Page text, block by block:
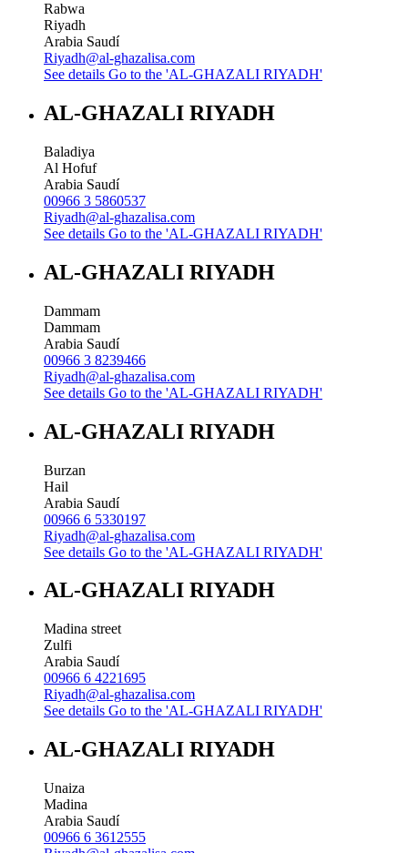
Rabwa
Riyadh
Arabia Saudí
Riyadh@al-ghazalisa.com
See details Go to the 'AL-GHAZALI RIYADH'
AL-GHAZALI RIYADH
Baladiya
Al Hofuf
Arabia Saudí
00966 3 5860537
Riyadh@al-ghazalisa.com
See details Go to the 'AL-GHAZALI RIYADH'
AL-GHAZALI RIYADH
Dammam
Dammam
Arabia Saudí
00966 3 8239466
Riyadh@al-ghazalisa.com
See details Go to the 'AL-GHAZALI RIYADH'
AL-GHAZALI RIYADH
Burzan
Hail
Arabia Saudí
00966 6 5330197
Riyadh@al-ghazalisa.com
See details Go to the 'AL-GHAZALI RIYADH'
AL-GHAZALI RIYADH
Madina street
Zulfi
Arabia Saudí
00966 6 4221695
Riyadh@al-ghazalisa.com
See details Go to the 'AL-GHAZALI RIYADH'
AL-GHAZALI RIYADH
Unaiza
Madina
Arabia Saudí
00966 6 3612555